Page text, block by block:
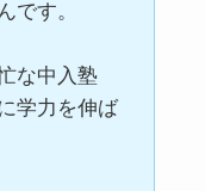
です。
な中入塾
学力を伸ば